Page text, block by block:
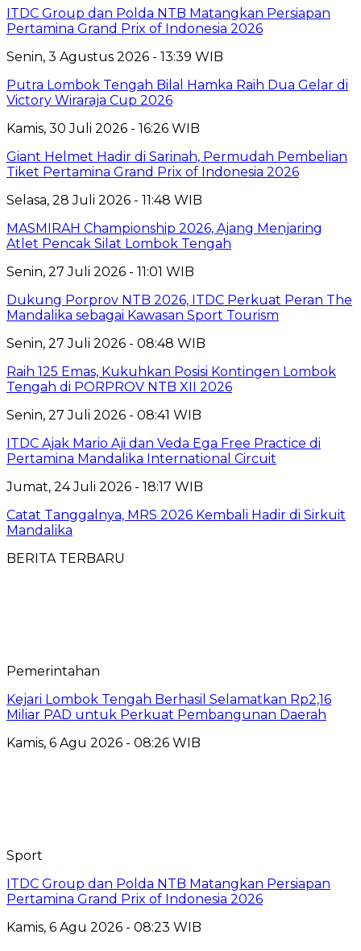
ITDC Group dan Polda NTB Matangkan Persiapan
Pertamina Grand Prix of Indonesia 2026
Senin, 3 Agustus 2026 - 13:39 WIB
Putra Lombok Tengah Bilal Hamka Raih Dua Gelar di
Victory Wiraraja Cup 2026
Kamis, 30 Juli 2026 - 16:26 WIB
Giant Helmet Hadir di Sarinah, Permudah Pembelian
Tiket Pertamina Grand Prix of Indonesia 2026
Selasa, 28 Juli 2026 - 11:48 WIB
MASMIRAH Championship 2026, Ajang Menjaring
Atlet Pencak Silat Lombok Tengah
Senin, 27 Juli 2026 - 11:01 WIB
Dukung Porprov NTB 2026, ITDC Perkuat Peran The
Mandalika sebagai Kawasan Sport Tourism
Senin, 27 Juli 2026 - 08:48 WIB
Raih 125 Emas, Kukuhkan Posisi Kontingen Lombok
Tengah di PORPROV NTB XII 2026
Senin, 27 Juli 2026 - 08:41 WIB
ITDC Ajak Mario Aji dan Veda Ega Free Practice di
Pertamina Mandalika International Circuit
Jumat, 24 Juli 2026 - 18:17 WIB
Catat Tanggalnya, MRS 2026 Kembali Hadir di Sirkuit
Mandalika
BERITA TERBARU
Pemerintahan
Kejari Lombok Tengah Berhasil Selamatkan Rp2,16
Miliar PAD untuk Perkuat Pembangunan Daerah
Kamis, 6 Agu 2026 - 08:26 WIB
Sport
ITDC Group dan Polda NTB Matangkan Persiapan
Pertamina Grand Prix of Indonesia 2026
Kamis, 6 Agu 2026 - 08:23 WIB